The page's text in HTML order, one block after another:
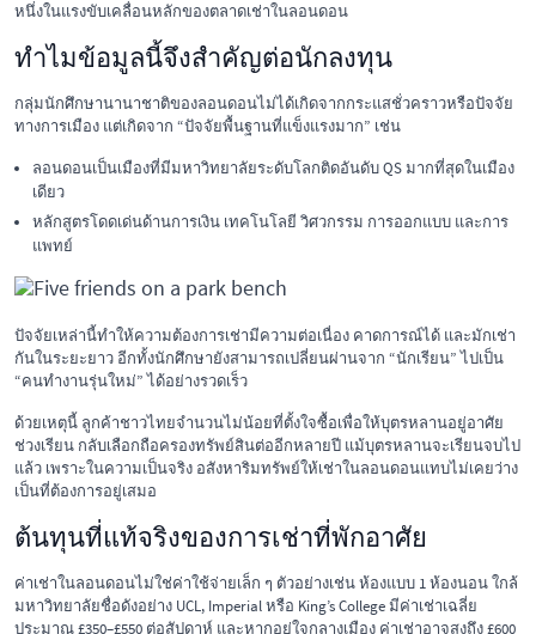
หนึ่งในแรงขับเคลื่อนหลักของตลาดเช่าในลอนดอน
ทำไมข้อมูลนี้จึงสำคัญต่อนักลงทุน
กลุ่มนักศึกษานานาชาติของลอนดอนไม่ได้เกิดจากกระแสชั่วคราวหรือปัจจัย
ทางการเมือง แต่เกิดจาก “ปัจจัยพื้นฐานที่แข็งแรงมาก” เช่น
ลอนดอนเป็นเมืองที่มีมหาวิทยาลัยระดับโลกติดอันดับ QS มากที่สุดในเมือง
เดียว
หลักสูตรโดดเด่นด้านการเงิน เทคโนโลยี วิศวกรรม การออกแบบ และการ
แพทย์
ปัจจัยเหล่านี้ทำให้ความต้องการเช่ามีความต่อเนื่อง คาดการณ์ได้ และมักเช่า
กันในระยะยาว อีกทั้งนักศึกษายังสามารถเปลี่ยนผ่านจาก “นักเรียน” ไปเป็น
“คนทำงานรุ่นใหม่” ได้อย่างรวดเร็ว
ด้วยเหตุนี้ ลูกค้าชาวไทยจำนวนไม่น้อยที่ตั้งใจซื้อเพื่อให้บุตรหลานอยู่อาศัย
ช่วงเรียน กลับเลือกถือครองทรัพย์สินต่ออีกหลายปี แม้บุตรหลานจะเรียนจบไป
แล้ว เพราะในความเป็นจริง อสังหาริมทรัพย์ให้เช่าในลอนดอนแทบไม่เคยว่าง
เป็นที่ต้องการอยู่เสมอ
ต้นทุนที่แท้จริงของการเช่าที่พักอาศัย
ค่าเช่าในลอนดอนไม่ใช่ค่าใช้จ่ายเล็ก ๆ ตัวอย่างเช่น ห้องแบบ 1 ห้องนอน ใกล้
มหาวิทยาลัยชื่อดังอย่าง UCL, Imperial หรือ King’s College มีค่าเช่าเฉลี่ย
ประมาณ £350–£550 ต่อสัปดาห์ และหากอยู่ใจกลางเมือง ค่าเช่าอาจสูงถึง £600